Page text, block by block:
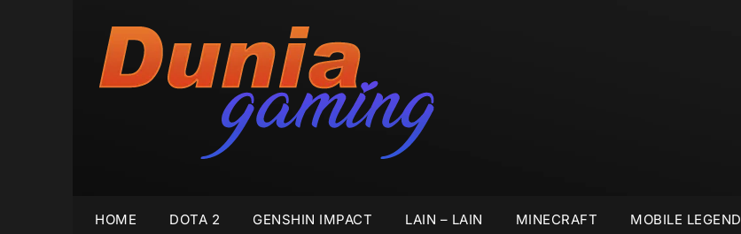
HOME DOTA 2 GENSHIN IMPACT LAIN – LAIN MINECRAFT MOBILE LEGEND